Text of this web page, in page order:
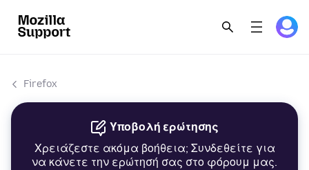
Firefox
Υποβολή ερώτησης
Χρειάζεστε ακόμα βοήθεια; Συνδεθείτε για
να κάνετε την ερώτησή σας στο φόρουμ μας.